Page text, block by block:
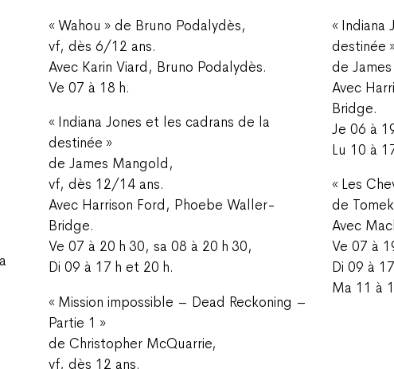
« Wahou » de Bruno Podalydès,
vf, dès 6/12 ans.
Avec Karin Viard, Bruno Podalydès.
Ve 07 à 18 h.
« Indiana Jones et les cadrans de la
destinée »
de James Mangold,
vf, dès 12/14 ans.
Avec Harrison Ford, Phoebe Waller-
Bridge.
Ve 07 à 20 h 30, sa 08 à 20 h 30,
Di 09 à 17 h et 20 h.
« Mission impossible – Dead Reckoning –
Partie 1 »
de Christopher McQuarrie,
vf, dès 12 ans.
« Indiana
destinée
de
Avec
Bridge.
Je 06 à
Lu 10 à
« Les
de
Avec
Ve 07 à
Di 09 à
Ma 11 à